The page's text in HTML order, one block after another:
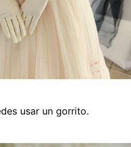
usar un gorrito.